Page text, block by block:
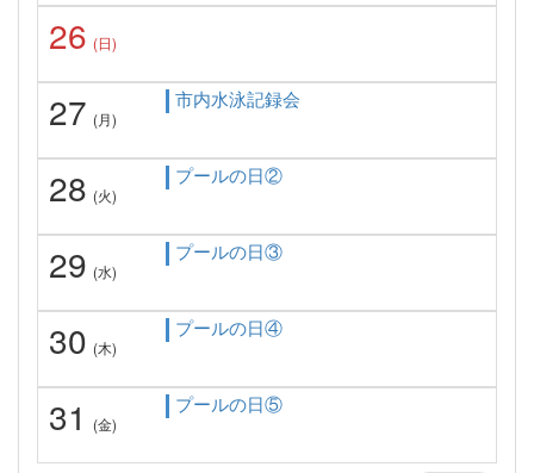
26 (日)
27 (月)
市内水泳記録会
28 (火)
プールの日②
29 (水)
プールの日③
30 (木)
プールの日④
31 (金)
プールの日⑤